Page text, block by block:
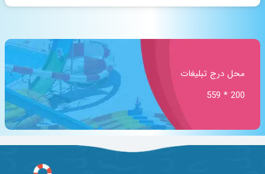
محل درج تبلیغات
200 * 559